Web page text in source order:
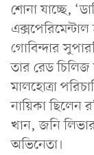
শোনা যাচ্ছে,
গোবিন্দার
তার রেড চিলিজ
মালহোত্রা
নায়িকা ছিলেন
খান, জনি
অভিনেতা।